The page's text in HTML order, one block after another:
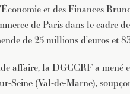
et des Finances
de Paris dans le cadre
de 25 millions d’euros et
affaire, la DGCCRF a mené
Seine (Val-de-Marne),